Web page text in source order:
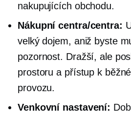
nakupujících obchodu.
Nákupní centra/centra:
velký dojem, aniž byste
pozornost. Dražší, ale
prostoru a přístup k
provozu.
Venkovní nastavení: